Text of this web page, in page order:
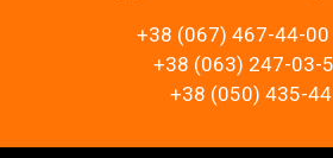
+38 (067) 467-44-00
+38 (063) 247-03-
+38 (050) 435-